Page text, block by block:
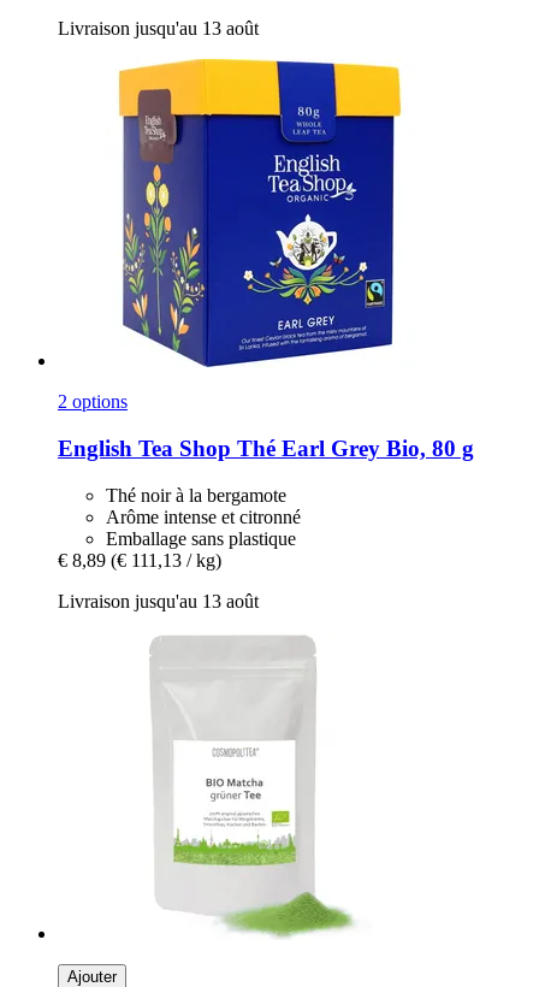
Livraison jusqu'au 13 août
2 options
English Tea Shop Thé Earl Grey Bio, 80 g
Thé noir à la bergamote
Arôme intense et citronné
Emballage sans plastique
€ 8,89 (€ 111,13 / kg)
Livraison jusqu'au 13 août
Ajouter